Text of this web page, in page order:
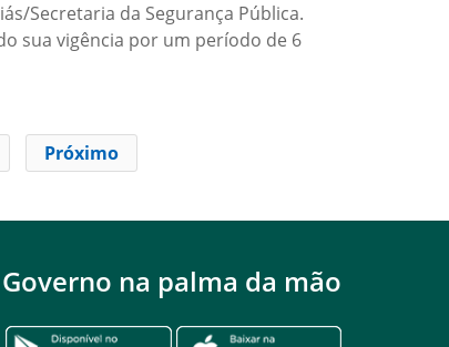
Secretaria da Segurança Pública.
sua vigência por um período de 6
Próximo
Governo na palma da mão